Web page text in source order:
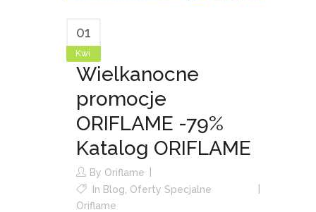
01
Kwi
Wielkanocne
promocje
ORIFLAME -79%
Katalog ORIFLAME
By Oriflame
In Blog Oferty Specjalne
Oriflame